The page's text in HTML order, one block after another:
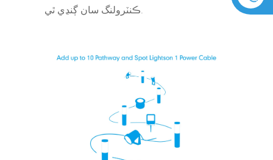
ڪنٽرولنگ سان ڳنڍي ٿي.